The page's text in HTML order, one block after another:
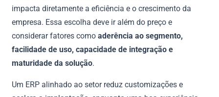
impacta diretamente a eficiência e o crescimento da
empresa. Essa escolha deve ir além do preço e
considerar fatores como aderência ao segmento,
facilidade de uso, capacidade de integração e
maturidade da solução.
Um ERP alinhado ao setor reduz customizações e